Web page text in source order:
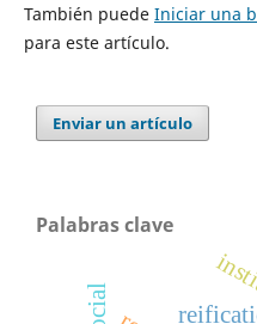
También puede Iniciar una
para este artículo.
Enviar un artículo
Palabras clave